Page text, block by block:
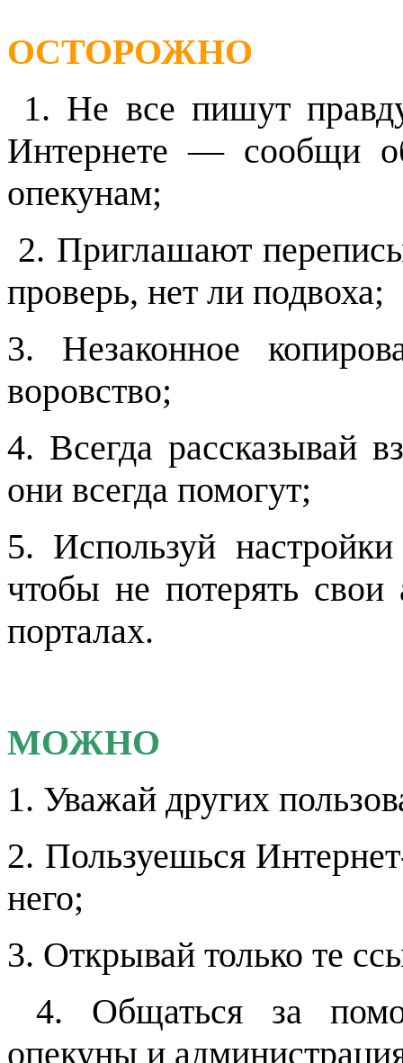
ОСТОРОЖНО
1. Не все пишут
Интернете — сообщи
опекунам;
2. Приглашают
проверь, нет ли подвоха;
3. Незаконное
воровство;
4. Всегда рассказывай
они всегда помогут;
5. Используй
чтобы не потерять свои
порталах.
МОЖНО
1. Уважай других
2. Пользуешься
него;
3. Открывай только те
4. Общаться за
опекуны и